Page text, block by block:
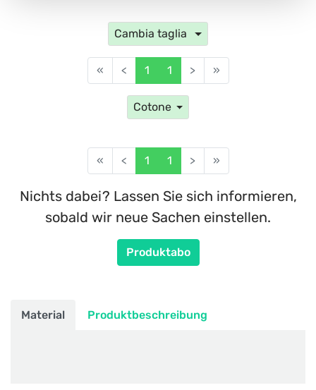
Cambia taglia
« < 1 1 > »
Cotone
« < 1 1 > »
Nichts dabei? Lassen Sie sich informieren,
sobald wir neue Sachen einstellen.
Produktabo
Material Produktbeschreibung